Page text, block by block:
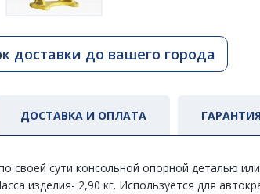
доставки до вашего города
ДОСТАВКА И ОПЛАТА ГАРАНТИЯ
своей сути консольной опорной деталью
изделия- 2,90 кг. Используется для